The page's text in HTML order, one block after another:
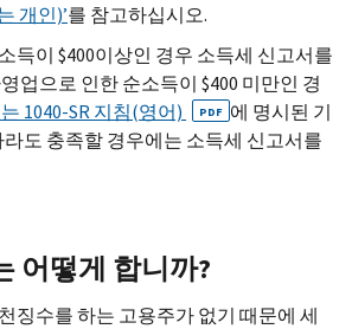
개인)’를 참고하십시오.
득이 $400이상인 경우 소득세 신고서를
업으로 인한 순소득이 $400 미만인 경
1040-SR지침(영어) PDF 에 명시된 기
도 충족할 경우에는 소득세 신고서를
어떻게 합니까?
징수를 하는 고용주가 없기 때문에 세